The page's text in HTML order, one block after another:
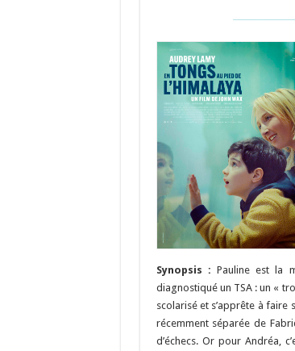
Synopsis : Pauline est la
diagnostiqué un TSA : un «
scolarisé et s’apprête à faire
récemment séparée de
d’échecs. Or pour Andréa,